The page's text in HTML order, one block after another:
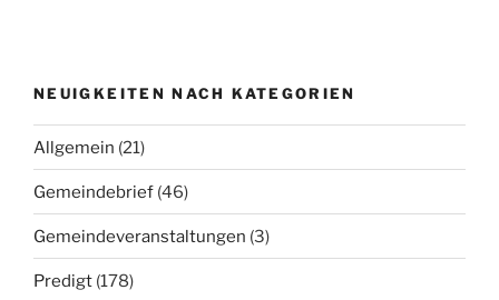
NEUIGKEITEN NACH KATEGORIEN
Allgemein (21)
Gemeindebrief (46)
Gemeindeveranstaltungen (3)
Predigt (178)